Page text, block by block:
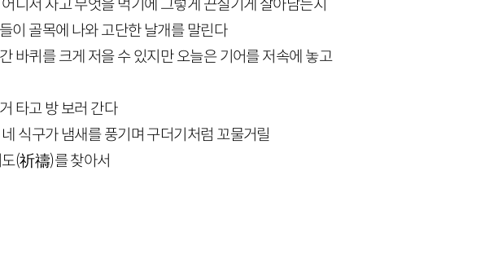
디서 자고 무엇을 먹기에 그렇게 끈질기게 살아남는지
이 골목에 나와 고단한 날개를 말린다
바퀴를 크게 저을 수 있지만 오늘은 기어를 저속에 놓고
타고 방 보러 간다
식구가 냄새를 풍기며 구더기처럼 꼬물거릴
(祈禱)를 찾아서